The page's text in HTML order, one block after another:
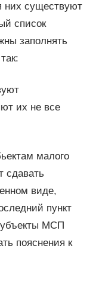
них существуют
список
заполнять
их не все
малого
сдавать
виде,
пункт
МСП
пояснения к